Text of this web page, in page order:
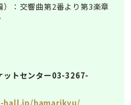
）：交響曲第2番より第3楽章
ットセンター03-3267-
hall.jp/hamarikyu/